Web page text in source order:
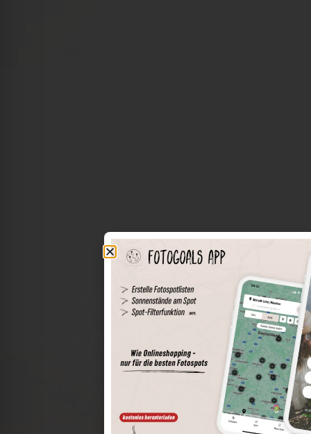
Die Welt der Orte in deiner Tasche
Spots speichern
Sonnenstände am Spot
Spotdetails
Filterfunktion
Finde die besten Fotospots noch einfacher mit unserer
App für iOS und Android und genieße einen größeren
Funktionsumfang